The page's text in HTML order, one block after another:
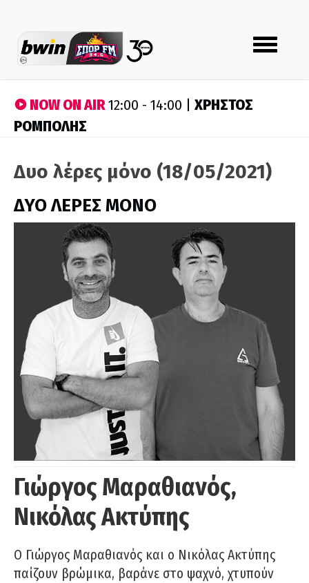
Toggle
navigation
NOW ON AIR12:00 - 14:00 | ΧΡΗΣΤΟΣ
ΡΟΜΠΟΛΗΣ
Δυο λέρες μόνο (18/05/2021)
ΔΥΟ ΛΕΡΕΣ ΜΟΝΟ
Γιώργος Μαραθιανός,
Νικόλας Ακτύπης
Ο Γιώργος Μαραθιανός και ο Νικόλας Ακτύπης
παίζουν βρώμικα, βαράνε στο ψαχνό, χτυπούν